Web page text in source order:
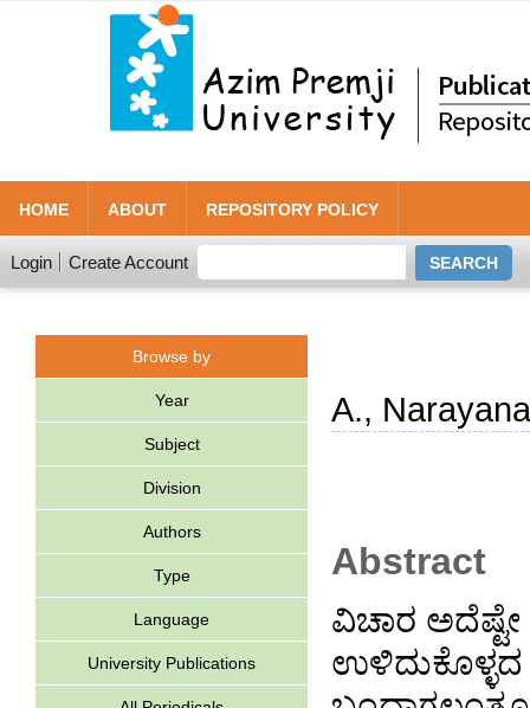
HOME ABOUT REPOSITORY POLICY
Login Create Account
Browse by
Year
Subject
Division
Authors
Type
Language
University Publications
A., Narayana
Abstract
ವಿಚಾರ
ಉಳಿದುಕೊಳ್ಳದ